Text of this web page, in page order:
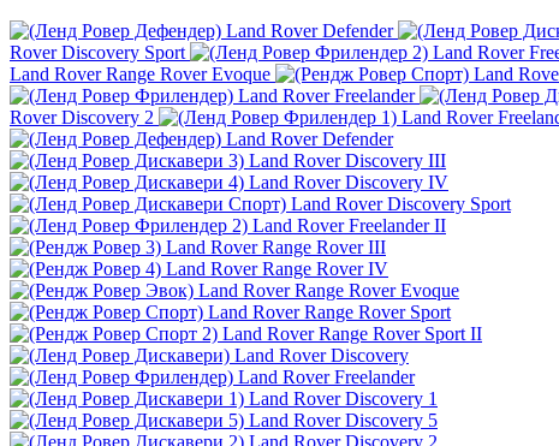
Land Rover Defender
Rover Discovery Sport
Land Rover
Land Rover Range Rover Evoque
Land
Land Rover Freelander
Rover Discovery 2
Land Rover
Land Rover Defender
Land Rover Discovery III
Land Rover Discovery IV
Land Rover Discovery Sport
Land Rover Freelander II
Land Rover Range Rover III
Land Rover Range Rover IV
Land Rover Range Rover Evoque
Land Rover Range Rover Sport
Land Rover Range Rover Sport II
Land Rover Discovery
Land Rover Freelander
Land Rover Discovery 1
Land Rover Discovery 5